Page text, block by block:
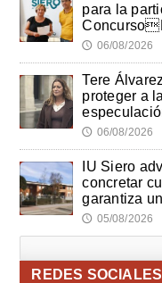
para la
🕔 06/08/2026
Tere
proteger a
🕔 06/08/2026
IU Siero
concretar
garantiza
🕔 05/08/2026
REDES SOCIALES